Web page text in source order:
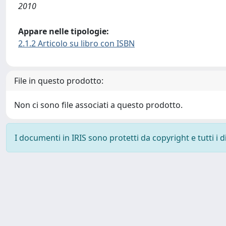
2010
Appare nelle tipologie:
2.1.2 Articolo su libro con ISBN
File in questo prodotto:
Non ci sono file associati a questo prodotto.
I documenti in IRIS sono protetti da copyright e tutti i